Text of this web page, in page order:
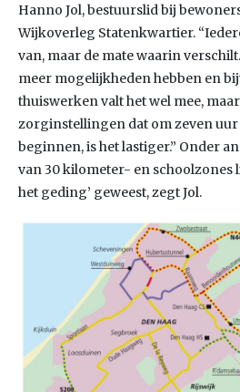
Hanno Jol, bestuurslid bij
Wijkoverleg Statenkwartier.
van, maar de mate waarin
meer mogelijkheden hebben en
thuiswerken valt het wel mee,
zorginstellingen dat om zeven uur
beginnen, is het lastiger.” Onder
van 30 kilometer- en schoolzones
het geding’ geweest, zegt Jol.